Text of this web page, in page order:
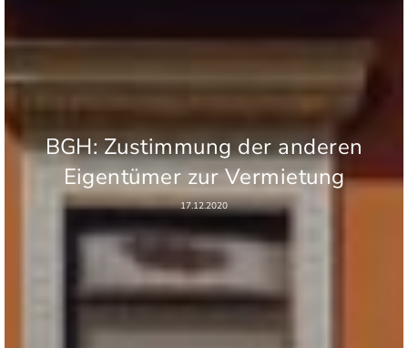
BGH: Zustimmung der anderen
Eigentümer zur Vermietung
17.12.2020